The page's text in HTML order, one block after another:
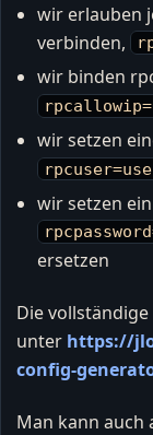
wir erlauben
verbinden,
wir binden
wir setzen
wir setzen
ersetzen
Die
unter https://
config-
Man kann auch